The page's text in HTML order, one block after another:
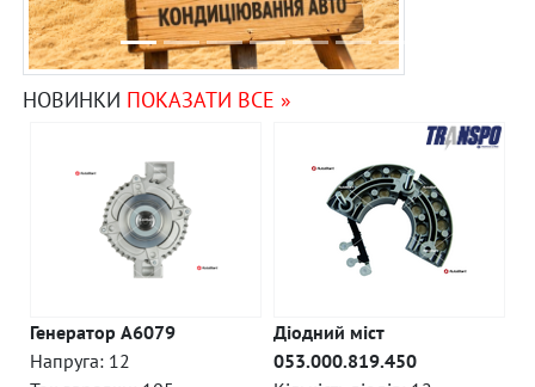
НОВИНКИ ПОКАЗАТИ ВСЕ »
Генератор A6079
Напруга: 12
Діодний міст
053.000.819.450